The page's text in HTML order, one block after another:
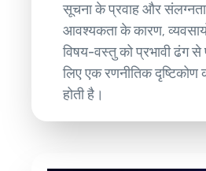
सूचना के प्रवाह और संलग्नता
आवश्यकता के कारण,
विषय-वस्तु को प्रभावी ढंग
लिए एक रणनीतिक
होती है।